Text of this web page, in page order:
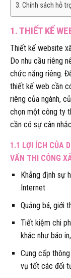
3. Chính sách hỗ
1. THIẾT KẾ
Thiết kế website
Do nhu cầu riêng
chức năng riêng.
thiết kế web cần
riêng của ngành,
chọn một công ty
cần có sự cân
1.1 LỢI ÍCH CỦA
VẤN THI CÔNG
Khẳng định sự
Internet
Quảng bá, giới
Tiết kiệm chi
khác như báo
Cung cấp
vụ tốt các đối